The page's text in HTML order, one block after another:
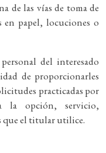
de las vías de toma de
papel, locuciones o
del interesado
de proporcionarles
practicadas por
la opción, servicio,
que el titular utilice.